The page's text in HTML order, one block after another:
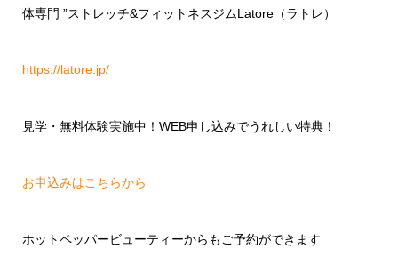
体専門 ”ストレッチ&フィットネスジムLatore（ラトレ）
https://latore.jp/
見学・無料体験実施中！WEB申し込みでうれしい特典！
お申込みはこちらから
ホットペッパービューティーからもご予約ができます